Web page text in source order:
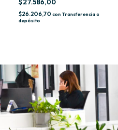
$27.586,00
$26.206,70 con Transferencia o
depósito